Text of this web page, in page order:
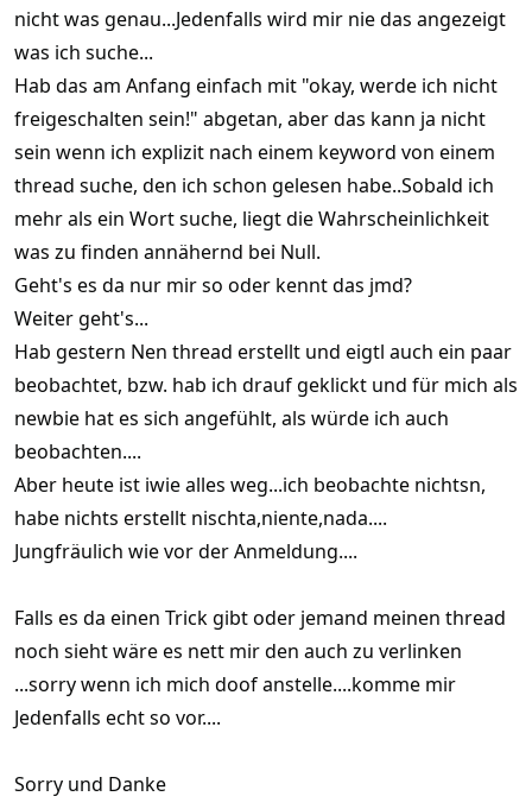
nicht was genau...Jedenfalls wird mir nie das angezeigt
was ich suche...
Hab das am Anfang einfach mit "okay, werde ich nicht
freigeschalten sein!" abgetan, aber das kann ja nicht
sein wenn ich explizit nach einem keyword von einem
thread suche, den ich schon gelesen habe..Sobald ich
mehr als ein Wort suche, liegt die Wahrscheinlichkeit
was zu finden annähernd bei Null.
Geht's es da nur mir so oder kennt das jmd?
Weiter geht's...
Hab gestern Nen thread erstellt und eigtl auch ein paar
beobachtet, bzw. hab ich drauf geklickt und für mich als
newbie hat es sich angefühlt, als würde ich auch
beobachten....
Aber heute ist iwie alles weg...ich beobachte nichtsn,
habe nichts erstellt nischta,niente,nada....
Jungfräulich wie vor der Anmeldung....
Falls es da einen Trick gibt oder jemand meinen thread
noch sieht wäre es nett mir den auch zu verlinken
...sorry wenn ich mich doof anstelle....komme mir
Jedenfalls echt so vor....
Sorry und Danke